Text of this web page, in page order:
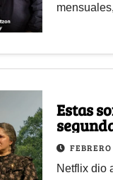
Estas
Cien
Netflix dio